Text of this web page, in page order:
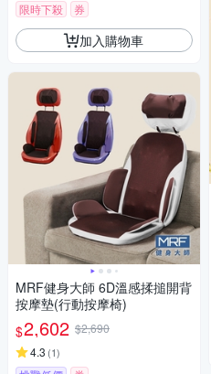
限時下殺 券
加入購物車
MRF健身大師 6D溫感揉搥開背
按摩墊(行動按摩椅)
$2,602 $2,690
4.3 (1)